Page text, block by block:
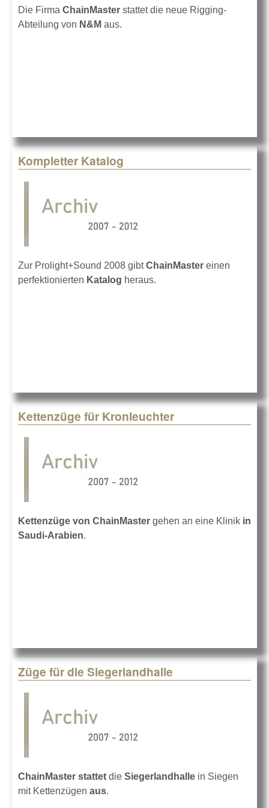
Die Firma ChainMaster stattet die neue Rigging-
Abteilung von N&M aus.
Kompletter Katalog
Zur Prolight+Sound 2008 gibtChainMaster einen
perfektionierten Katalog heraus.
Kettenzüge für Kronleuchter
Kettenzüge von ChainMaster gehen an eine Klinik in
Saudi-Arabien.
Züge für die Siegerlandhalle
ChainMaster stattet die Siegerlandhalle in Siegen
mit Kettenzügen aus.